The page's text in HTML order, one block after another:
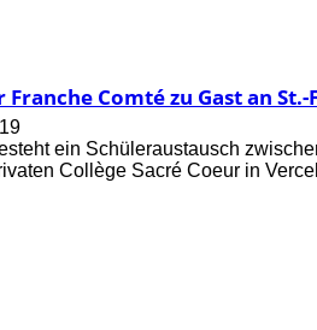
Comté zu Gast an
ein Schüleraustausch
Collège Sacré Coeur in